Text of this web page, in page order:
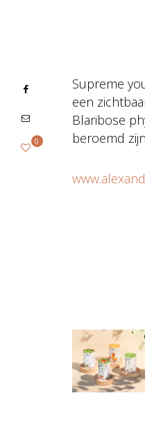
Supreme
een
Blaribose
beroemd
0